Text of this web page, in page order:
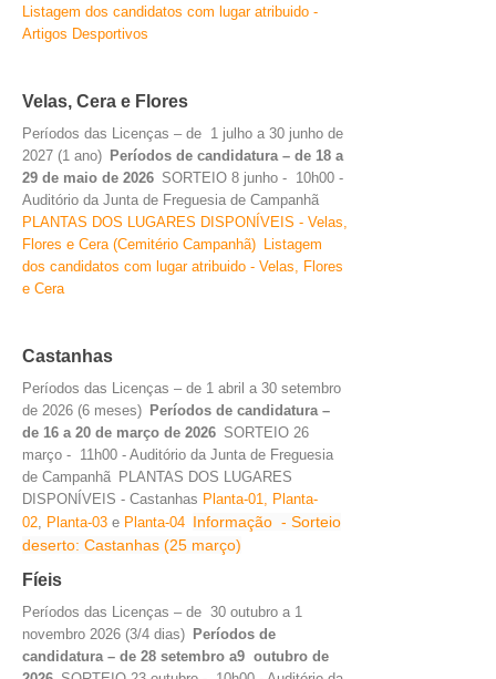
CONTACTOS
Listagem dos candidatos com lugar atribuido -
Artigos Desportivos
Velas, Cera e Flores
Períodos das Licenças – de 1 julho a 30 junho de
2027 (1 ano) Períodos de candidatura – de 18 a
29 de maio de 2026 SORTEIO 8 junho - 10h00 -
Auditório da Junta de Freguesia de Campanhã
PLANTAS DOS LUGARES DISPONÍVEIS - Velas,
Flores e Cera (Cemitério Campanhã) Listagem
dos candidatos com lugar atribuido - Velas, Flores
e Cera
Castanhas
Períodos das Licenças – de 1 abril a 30 setembro
de 2026 (6 meses) Períodos de candidatura –
de 16 a 20 de março de 2026 SORTEIO 26
março - 11h00 - Auditório da Junta de Freguesia
de Campanhã PLANTAS DOS LUGARES
DISPONÍVEIS - Castanhas Planta-01, Planta-
02, Planta-03 e Planta-04 Informação - Sorteio
deserto: Castanhas (25 março)
Fíeis
Períodos das Licenças – de 30 outubro a 1
novembro 2026 (3/4 dias) Períodos de
candidatura – de 28 setembro a9 outubro de